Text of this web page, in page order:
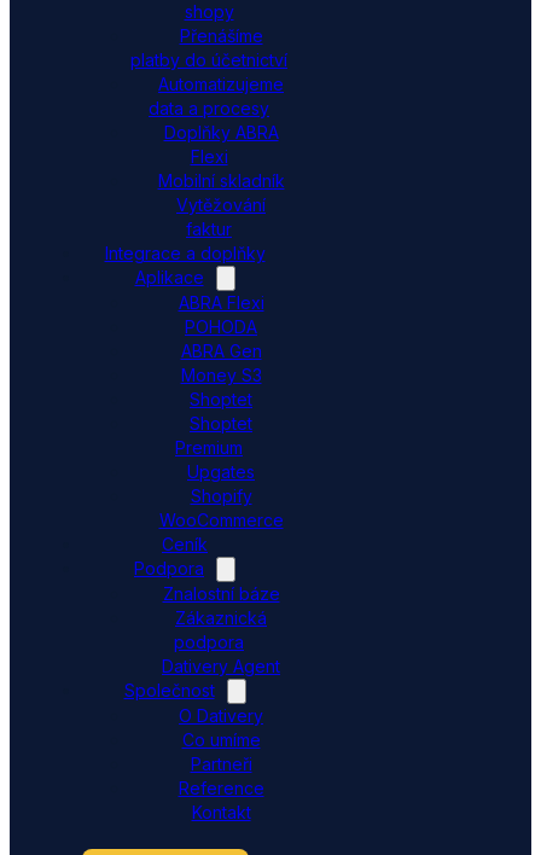
shopy
Přenášíme
platby do účetnictví
Automatizujeme
data a procesy
Doplňky ABRA
Flexi
Mobilní skladník
Vytěžování
faktur
Integrace a doplňky
Aplikace
ABRA Flexi
POHODA
ABRA Gen
Money S3
Shoptet
Shoptet
Premium
Upgates
Shopify
WooCommerce
Ceník
Podpora
Znalostní báze
Zákaznická
podpora
Dativery Agent
Společnost
O Dativery
Co umíme
Partneři
Reference
Kontakt